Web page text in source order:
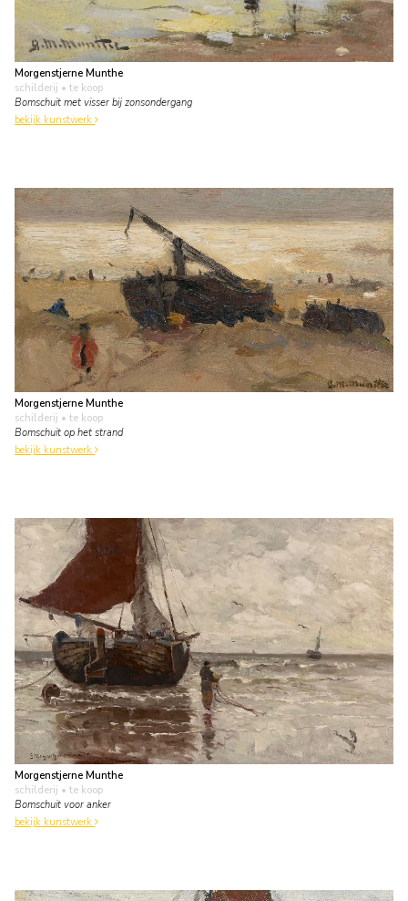
Morgenstjerne Munthe
schilderij • te koop
Bomschuit met visser bij zonsondergang
bekijk kunstwerk
Morgenstjerne Munthe
schilderij • te koop
Bomschuit op het strand
bekijk kunstwerk
Morgenstjerne Munthe
schilderij • te koop
Bomschuit voor anker
bekijk kunstwerk